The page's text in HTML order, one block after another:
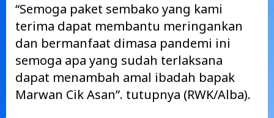
“Semoga paket sembako yang kami
terima dapat membantu meringankan
dan bermanfaat dimasa pandemi ini
semoga apa yang sudah terlaksana
dapat menambah amal ibadah bapak
Marwan Cik Asan”. tutupnya (RWK/Alba).